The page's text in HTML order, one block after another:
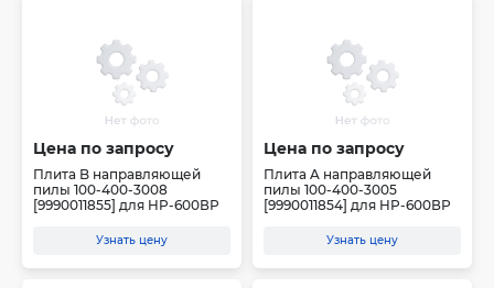
Цена по запросу
Плита B направляющей
пилы 100-400-3008
[9990011855] для HP-600ВР
Узнать цену
Цена по запросу
Плита A направляющей
пилы 100-400-3005
[9990011854] для HP-600ВР
Узнать цену